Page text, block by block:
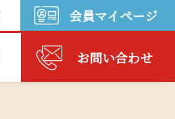
会員マイページ
お問い合わせ